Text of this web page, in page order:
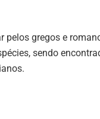
pelos gregos e
sendo